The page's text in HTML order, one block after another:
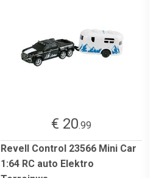
€ 20.99
Revell Control 23566 Mini Car
1:64 RC auto Elektro